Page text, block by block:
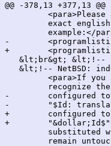
@@ -378,13 +377,13 @@
<para>Please
exact
example:</
-
+
&lt;br&gt; &lt;!--
&lt;!-- NetBSD:
<para>If you
recognize
-        configured to
-        "$Id:
+        configured to
+        "&dollar;Id$"
substituted
remain